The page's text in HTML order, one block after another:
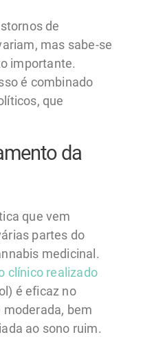
de
mas sabe-se
importante.
é combinado
que
da
que vem
partes do
medicinal.
clínico realizado
é eficaz no
bem
ao sono ruim.